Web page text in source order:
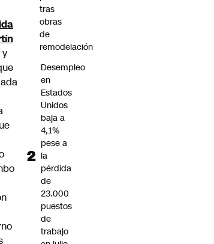
y
tras
obras
de
remodelación
Desempleo
en
Estados
Unidos
baja a
4,1%
pese a
la
pérdida
de
23.000
puestos
de
trabajo